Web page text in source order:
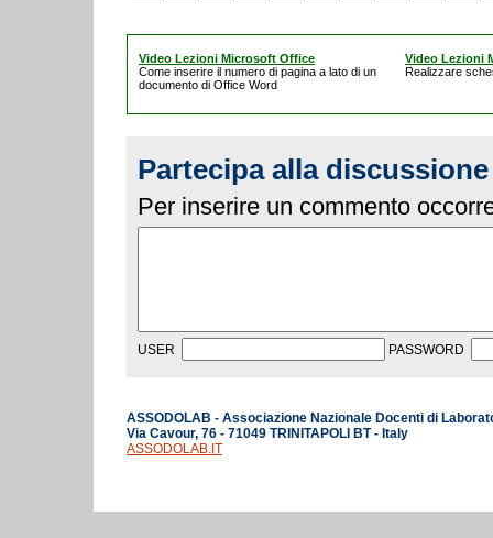
Video Lezioni Microsoft Office
Come inserire il numero di pagina a lato di un
documento di Office Word
Video Lezioni
Realizzare
Partecipa alla discussione
Per inserire un commento
USER PASSWORD
ASSODOLAB - Associazione Nazionale Docenti di
Via Cavour, 76 - 71049 TRINITAPOLI BT - Italy
ASSODOLAB.IT